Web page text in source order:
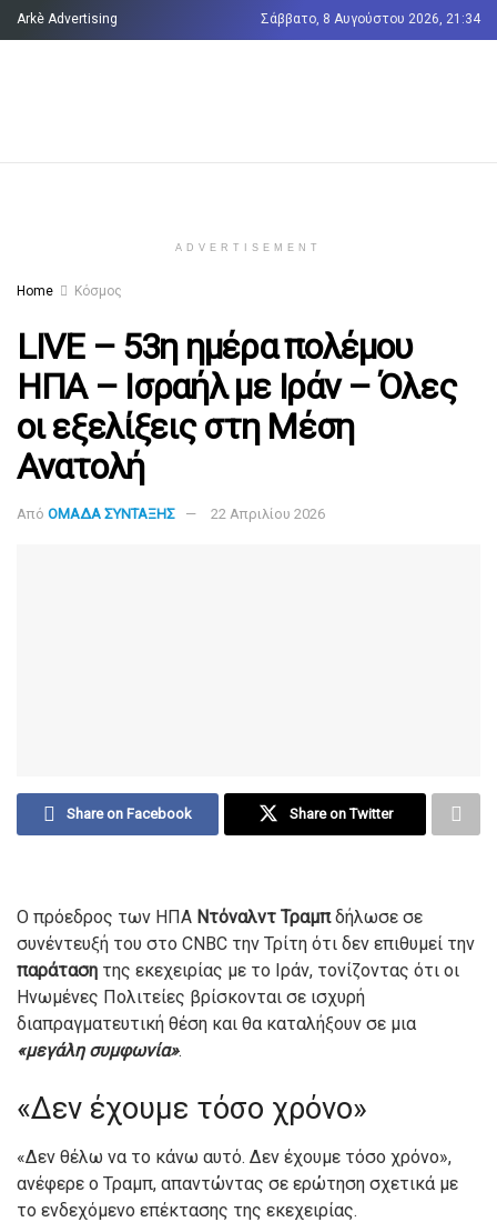
Arkè Advertising Σάββατο, 8 Αυγούστου 2026, 21:34
ADVERTISEMENT
Home Κόσμος
LIVE – 53η ημέρα πολέμου
ΗΠΑ – Ισραήλ με Ιράν – Όλες
οι εξελίξεις στη Μέση
Ανατολή
Από ΟΜΑΔΑ ΣΥΝΤΑΞΗΣ 22 Απριλίου 2026
Share on Facebook Share on Twitter
Ο πρόεδρος των ΗΠΑ Ντόναλντ Τραμπδήλωσε σε
συνέντευξή του στο CNBC την Τρίτη ότι δεν επιθυμεί την
παράταση της εκεχειρίας με το Ιράν, τονίζοντας ότι οι
Ηνωμένες Πολιτείες βρίσκονται σε ισχυρή
διαπραγματευτική θέση και θα καταλήξουν σε μια
«μεγάλη συμφωνία».
«Δεν έχουμε τόσο χρόνο»
«Δεν θέλω να το κάνω αυτό. Δεν έχουμε τόσο χρόνο»,
ανέφερε ο Τραμπ, απαντώντας σε ερώτηση σχετικά με
το ενδεχόμενο επέκτασης της εκεχειρίας.